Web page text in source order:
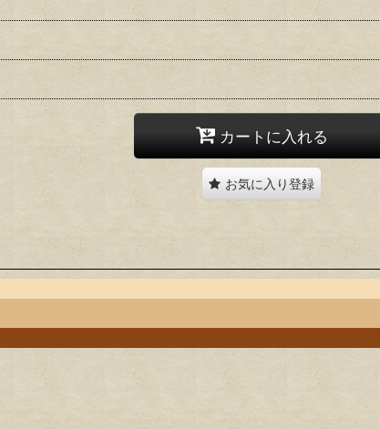
カートに入れる
お気に入り登録